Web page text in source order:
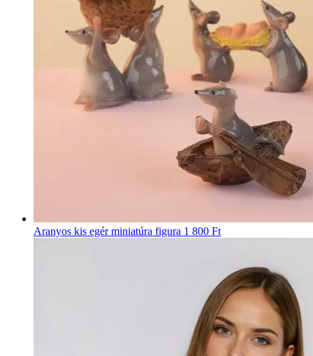
Aranyos kis egér miniatúra figura 1 800 Ft